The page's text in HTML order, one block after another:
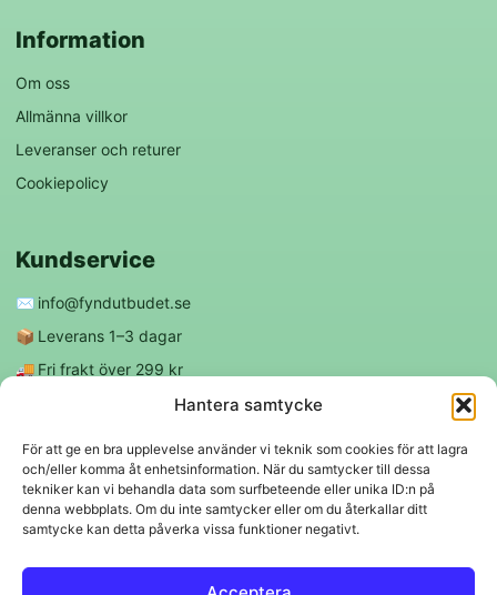
Hantera samtycke
För att ge en bra upplevelse använder vi teknik som cookies för att lagra
och/eller komma åt enhetsinformation. När du samtycker till dessa
tekniker kan vi behandla data som surfbeteende eller unika ID:n på
denna webbplats. Om du inte samtycker eller om du återkallar ditt
samtycke kan detta påverka vissa funktioner negativt.
Information
Om oss
Allmänna villkor
Leveranser och returer
Cookiepolicy
Kundservice
✉️ info@fyndutbudet.se
📦 Leverans 1–3 dagar
🚚 Fri frakt över 299 kr
Följ oss
f ◎